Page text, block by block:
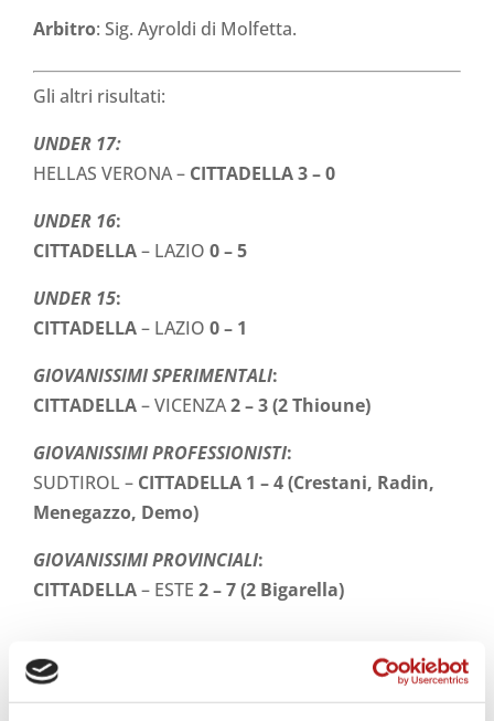
Arbitro: Sig. Ayroldi di Molfetta.
Gli altri risultati:
UNDER 17:
HELLAS VERONA – CITTADELLA3 – 0
UNDER 16:
CITTADELLA– LAZIO 0 – 5
UNDER 15:
CITTADELLA– LAZIO 0 – 1
GIOVANISSIMI SPERIMENTALI:
CITTADELLA– VICENZA2 – 3 (2 Thioune)
GIOVANISSIMI PROFESSIONISTI:
SUDTIROL – CITTADELLA 1 – 4 (Crestani, Radin,
Menegazzo, Demo)
GIOVANISSIMI PROVINCIALI:
CITTADELLA– ESTE 2 – 7 (2 Bigarella)
STAGIONE 2026/27